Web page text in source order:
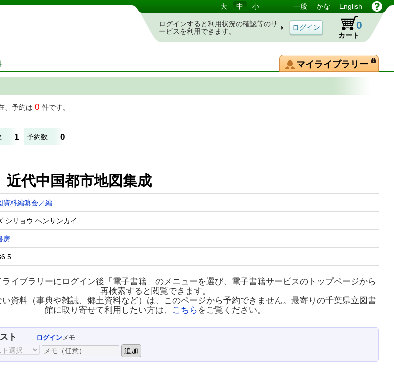
索・予約システム 大 中 小 一般 かな English
ログインすると利用状況の確認等のサ
ービスを利用できます。
カート
0
マイライブラリー
、予約は 0 件です。
1 予約数 0
近代中国都市地図集成
資料編纂会／編
シリョウ ヘンサンカイ
房
イブラリーにログイン後「電子書籍」のメニューを選び、電子書籍サービスのトップページから
再検索すると閲覧できます。
資料（事典や雑誌、郷土資料など）は、このページから予約できません。最寄りの千葉県立図書
館に取り寄せて利用したい方は、 こちら をご覧ください。
ト ログインメモ